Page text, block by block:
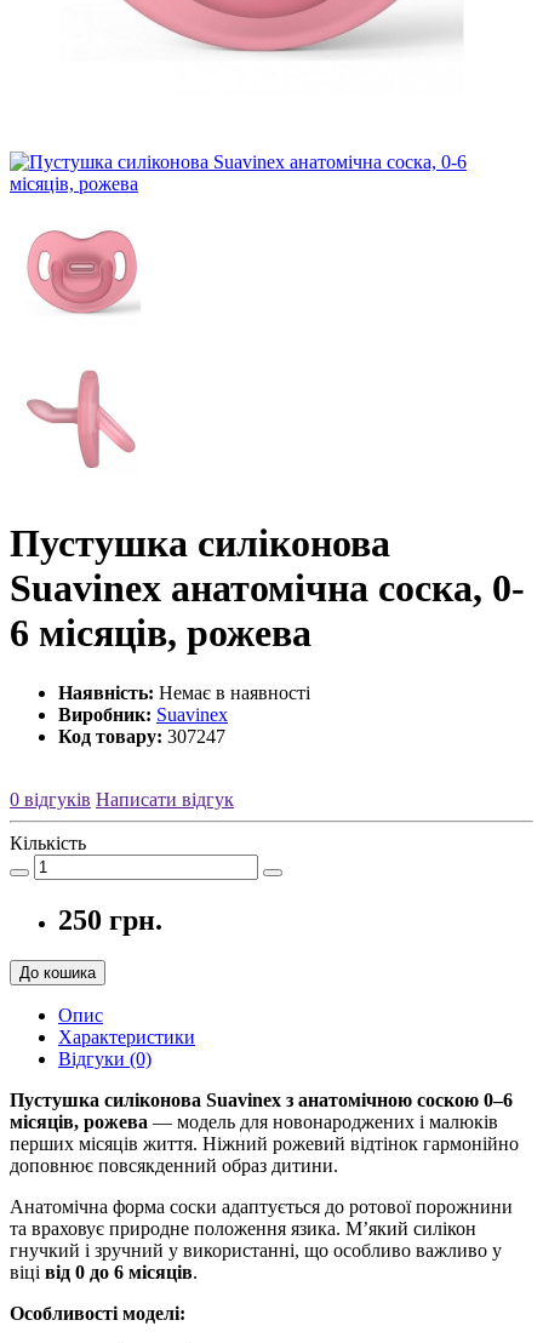
Пустушка силіконова
Suavinex анатомічна соска, 0-
6 місяців, рожева
Наявність: Немає в наявності
Виробник: Suavinex
Код товару: 307247
0 відгуків Написати відгук
Кількість
250 грн.
До кошика
Опис
Характеристики
Відгуки (0)
Пустушка силіконова Suavinex з анатомічною соскою 0–6
місяців, рожева — модель для новонароджених і малюків
перших місяців життя. Ніжний рожевий відтінок гармонійно
доповнює повсякденний образ дитини.
Анатомічна форма соски адаптується до ротової порожнини
та враховує природне положення язика. М’який силікон
гнучкий і зручний у використанні, що особливо важливо у
віці від 0 до 6 місяців.
Особливості моделі: